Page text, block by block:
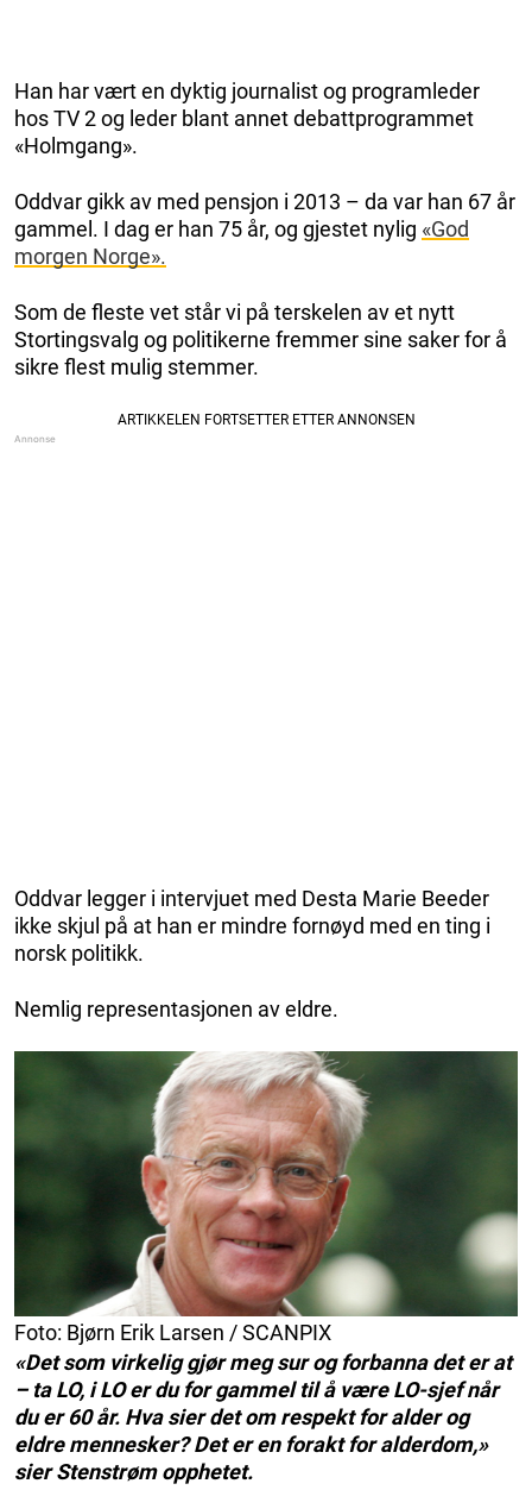
Han har vært en dyktig journalist og programleder
hos TV 2 og leder blant annet debattprogrammet
«Holmgang».
Oddvar gikk av med pensjon i 2013 – da var han 67 år
gammel. I dag er han 75 år, og gjestet nylig «God
morgen Norge».
Som de fleste vet står vi på terskelen av et nytt
Stortingsvalg og politikerne fremmer sine saker for å
sikre flest mulig stemmer.
Oddvar legger i intervjuet med Desta Marie Beeder
ikke skjul på at han er mindre fornøyd med en ting i
norsk politikk.
Nemlig representasjonen av eldre.
Foto: Bjørn Erik Larsen / SCANPIX
«Det som virkelig gjør meg sur og forbanna det er at
– ta LO, i LO er du for gammel til å være LO-sjef når
du er 60 år. Hva sier det om respekt for alder og
eldre mennesker? Det er en forakt for alderdom,»
sier Stenstrøm opphetet.